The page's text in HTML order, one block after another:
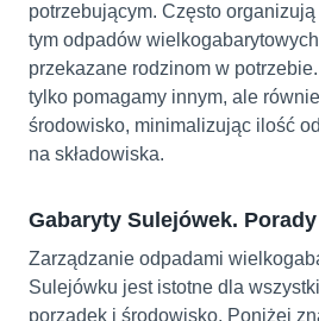
potrzebującym. Często
tym odpadów
przekazane rodzinom w
tylko pomagamy innym, ale
środowisko, minimalizując ilość
na składowiska.
Gabaryty Sulejówek.
Zarządzanie odpadami
Sulejówku jest istotne dla
porządek i środowisko. Poniżej